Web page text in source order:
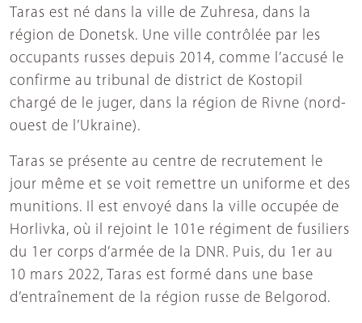
Taras est né dans la ville de Zuhresa, dans la
région de Donetsk. Une ville contrôlée par les
occupants russes depuis 2014, comme l’accusé le
confirme au tribunal de district de Kostopil
chargé de le juger, dans la région de Rivne (nord-
ouest de l’Ukraine).
Taras se présente au centre de recrutement le
jour même et se voit remettre un uniforme et des
munitions. Il est envoyé dans la ville occupée de
Horlivka, où il rejoint le 101e régiment de fusiliers
du 1er corps d’armée de la DNR. Puis, du 1er au
10 mars 2022, Taras est formé dans une base
d’entraînement de la région russe de Belgorod.